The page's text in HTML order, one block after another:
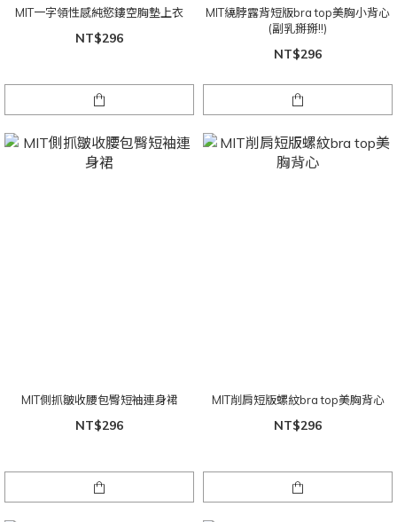
MIT一字領性感純慾鏤空胸墊上衣
NT$296
MIT繞脖露背短版bra top美胸小背心
(副乳掰掰!!)
NT$296
MIT側抓皺收腰包臀短袖連身裙
NT$296
MIT削肩短版螺紋bra top美胸背心
NT$296